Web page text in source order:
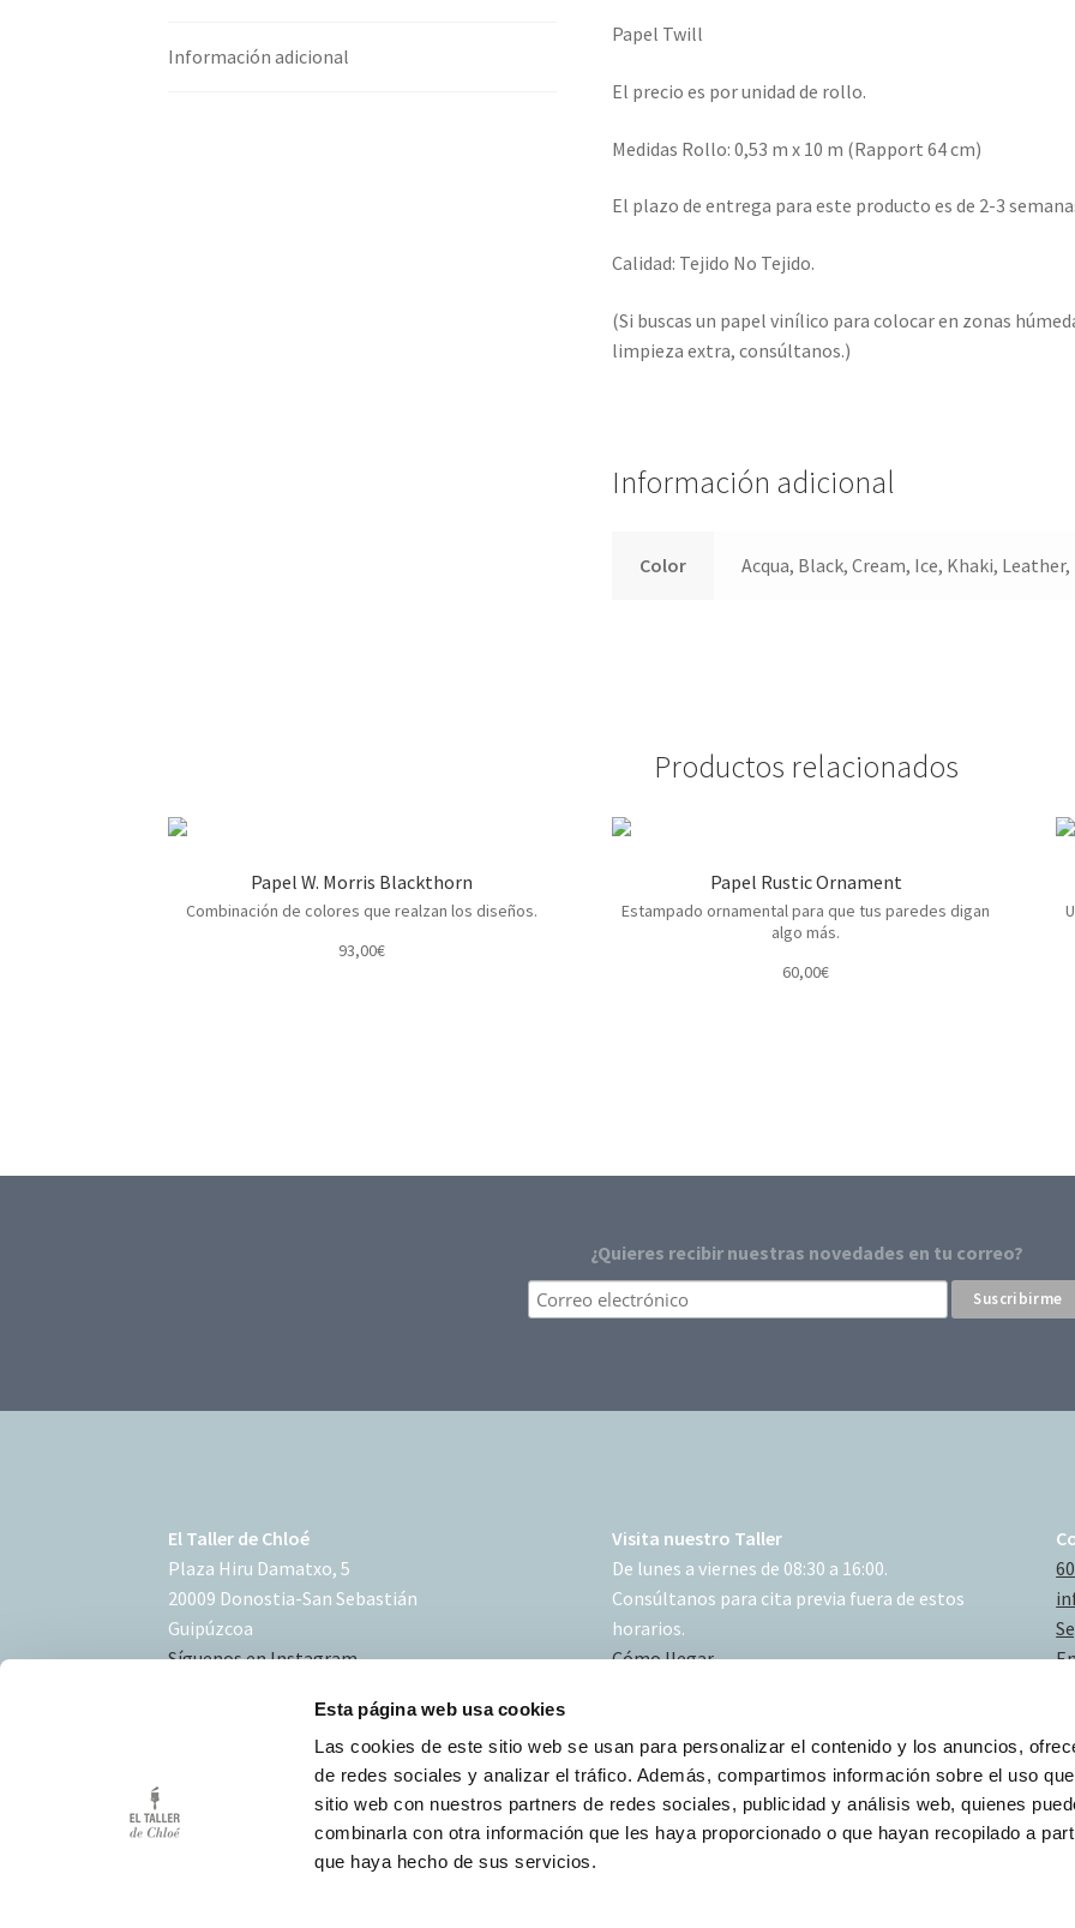
Esta página web usa cookies
Las cookies de este sitio web se usan para personalizar el contenido y los anuncios,
de redes sociales y analizar el tráfico. Además, compartimos información sobre el uso
sitio web con nuestros partners de redes sociales, publicidad y análisis web, quienes
combinarla con otra información que les haya proporcionado o que hayan recopilado a
que haya hecho de sus servicios.
Información adicional
Papel Twill
El precio es por unidad de rollo.
Medidas Rollo: 0,53 m x 10 m (Rapport 64 cm)
El plazo de entrega para este producto es de 2-3
Calidad: Tejido No Tejido.
(Si buscas un papel vinílico para colocar en zonas
limpieza extra, consúltanos.)
Información adicional
Color Acqua, Black, Cream, Ice, Khaki,
Productos relacionados
Papel W. Morris Blackthorn
Combinación de colores que realzan los diseños.
93,00€
Papel Rustic Ornament
Estampado ornamental para que tus paredes digan
algo más.
60,00€
¿Quieres recibir nuestras novedades en tu correo?
El Taller de Chloé
Plaza Hiru Damatxo, 5
20009 Donostia-San Sebastián
Guipúzcoa
Síguenos en Instagram
Visita nuestro Taller
De lunes a viernes de 08:30 a 16:00.
Consúltanos para cita previa fuera de estos
horarios.
Cómo llegar
Condiciones de uso
Política de Cookies